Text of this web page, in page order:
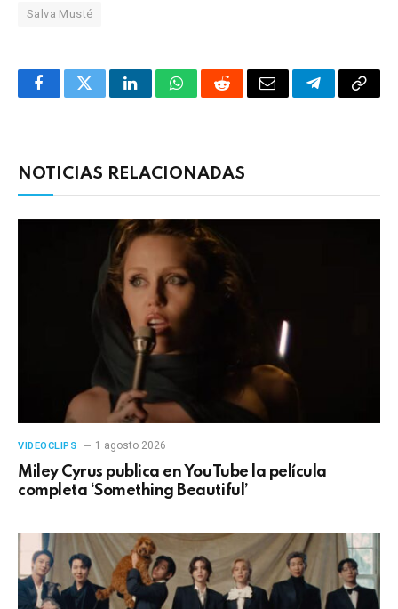
Salva Musté
FacebookTwitterLinkedInWhatsAppRedditCorreoTelegrama
NOTICIAS RELACIONADAS
VIDEOCLIPS 1 agosto 2026
Miley Cyrus publica en YouTube la película
completa ‘Something Beautiful’